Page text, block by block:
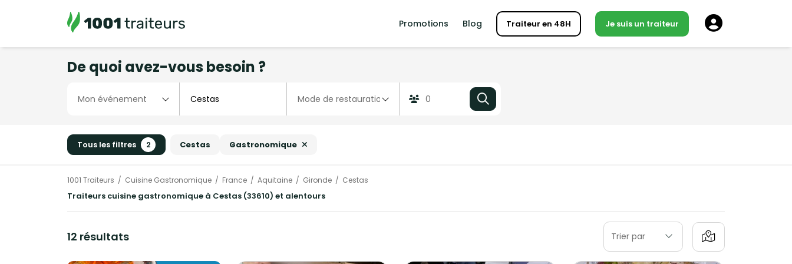
Promotions Blog Traiteur en 48H Je suis un traiteur
De quoi avez-vous besoin ?
Tous les filtres 2 Cestas Gastronomique
1001 Traiteurs Cuisine Gastronomique France Aquitaine Gironde Cestas
Traiteurs cuisine gastronomique à Cestas (33610) et alentours
12 résultats Trier par